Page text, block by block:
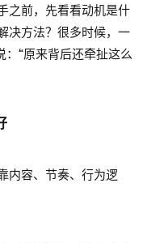
之前，先看看动机是什
决方法？很多时候，一
：“原来背后还牵扯这么
内容、节奏、行为逻